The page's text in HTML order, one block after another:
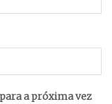
a próxima vez